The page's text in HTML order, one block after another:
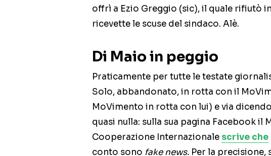
offrì a Ezio Greggio (sic), il quale rifiutò
ricevette le scuse del sindaco. Alè.
Di Maio in peggio
Praticamente per tutte le testate
Solo, abbandonato, in rotta con il
MoVimento in rotta con lui) e via
quasi nulla: sulla sua pagina Facebook
Cooperazione Internazionale scrive che
conto sono fake news. Per la precisione,